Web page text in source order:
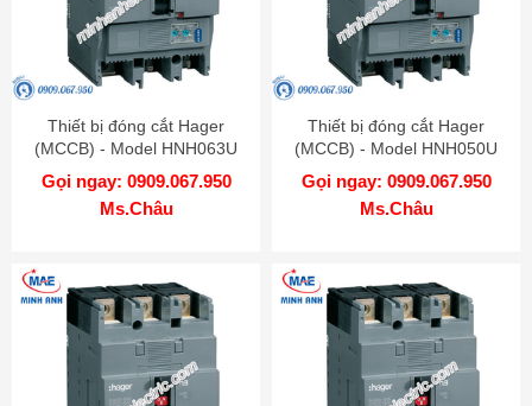
Thiết bị đóng cắt Hager
(MCCB) - Model HNH063U
Gọi ngay: 0909.067.950
Ms.Châu
Thiết bị đóng cắt Hager
(MCCB) - Model HNH050U
Gọi ngay: 0909.067.950
Ms.Châu